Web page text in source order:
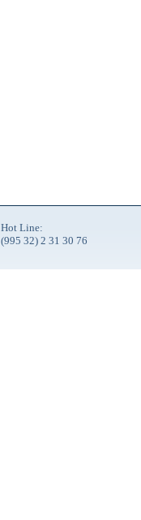
Hot Line:
(995 32) 2 31 30 76